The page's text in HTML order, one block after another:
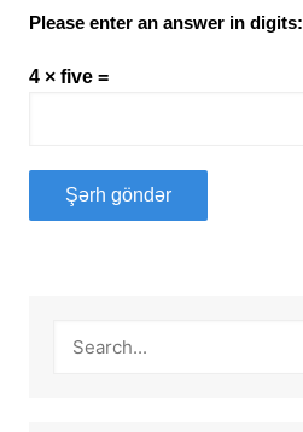
Please enter an answer in digits:
4 × five =